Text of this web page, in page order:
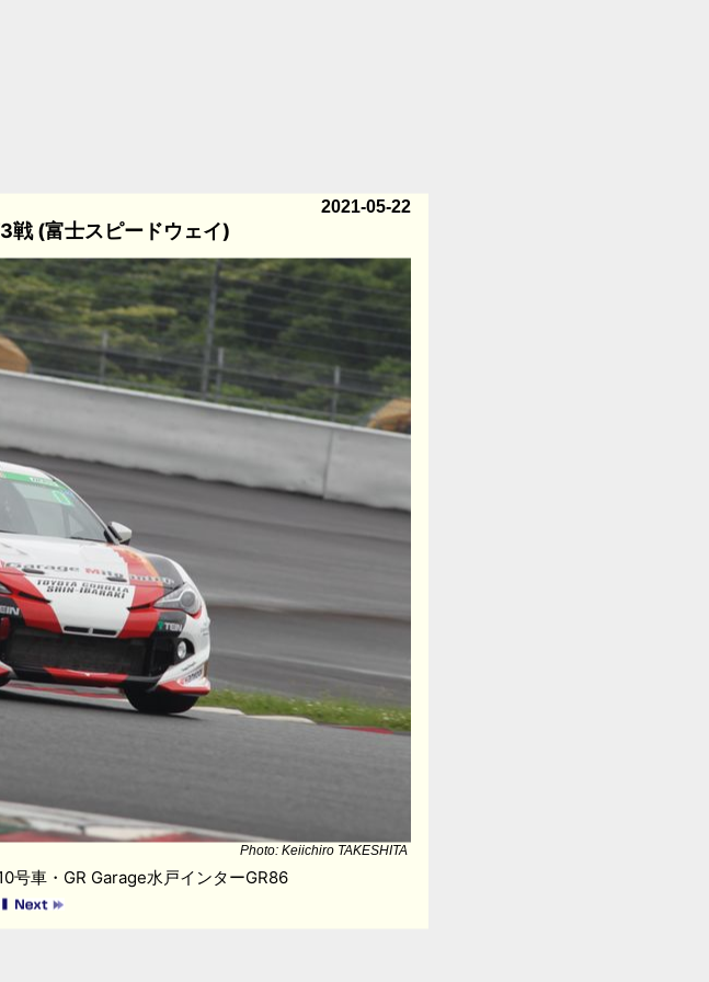
2021-05-22
戦 (富士スピードウェイ)
Photo: Keiichiro TAKESHITA
号車・GR Garage水戸インターGR86